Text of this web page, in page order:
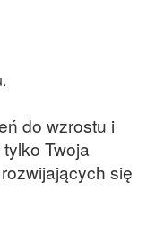
do wzrostu i
Twoja
się